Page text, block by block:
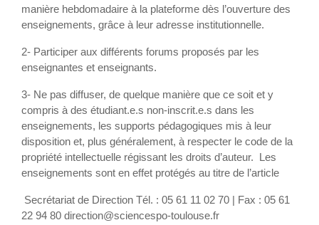
manière hebdomadaire à la plateforme dès l’ouverture des
enseignements, grâce à leur adresse institutionnelle.
2- Participer aux différents forums proposés par les
enseignantes et enseignants.
3- Ne pas diffuser, de quelque manière que ce soit et y
compris à des étudiant.e.s non-inscrit.e.s dans les
enseignements, les supports pédagogiques mis à leur
disposition et, plus généralement, à respecter le code de la
propriété intellectuelle régissant les droits d’auteur. Les
enseignements sont en effet protégés au titre de l’article
Secrétariat de Direction Tél. : 05 61 11 02 70 | Fax : 05 61
22 94 80 direction@sciencespo-toulouse.fr